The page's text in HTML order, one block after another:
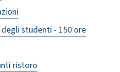
studenti - 150 ore
ristoro